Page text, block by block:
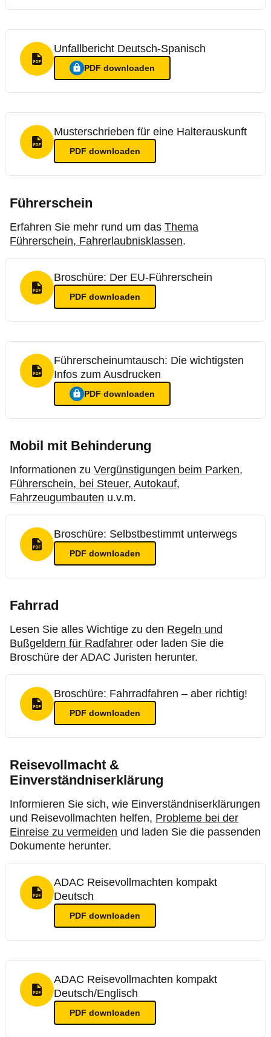
PDF Format
Unfallbericht Deutsch-Spanisch
Ein Login ist nötig für
PDF downloaden
Unfallbericht Deutsch-Spanisch
PDF Format
Musterschrieben für eine Halterauskunft
PDF downloaden
Führerschein
Erfahren Sie mehr rund um das Thema
Führerschein, Fahrerlaubnisklassen.
PDF Format
Broschüre: Der EU-Führerschein
PDF downloaden
PDF Format
Führerscheinumtausch: Die wichtigsten
Infos zum Ausdrucken
Ein Login ist nötig für
PDF downloaden
Führerscheinumtausch: Die
Mobil mit Behinderung
Informationen zu Vergünstigungen beim Parken,
Führerschein, bei Steuer, Autokauf,
Fahrzeugumbauten u.v.m.
PDF Format
Broschüre: Selbstbestimmt unterwegs
PDF downloaden
Fahrrad
Lesen Sie alles Wichtige zu den Regeln und
Bußgeldern für Radfahrer oder laden Sie die
Broschüre der ADAC Juristen herunter.
PDF Format
Broschüre: Fahrradfahren – aber richtig!
PDF downloaden
Reisevollmacht &
Einverständniserklärung
Informieren Sie sich, wie Einverständniserklärungen
und Reisevollmachten helfen, Probleme bei der
Einreise zu vermeiden und laden Sie die passenden
Dokumente herunter.
PDF Format
ADAC Reisevollmachten kompakt
Deutsch
PDF downloaden
PDF Format
ADAC Reisevollmachten kompakt
Deutsch/Englisch
PDF downloaden